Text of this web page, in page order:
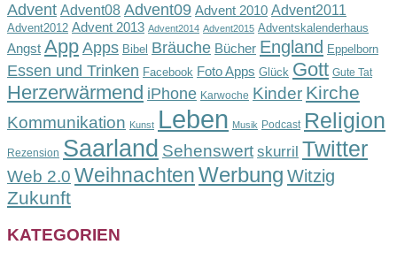
Advent Advent08 Advent09 Advent 2010 Advent2011
Advent2012 Advent 2013 Advent2014 Advent2015 Adventskalenderhaus
Angst App Apps Bibel Bräuche Bücher England Eppelborn
Essen und Trinken Facebook Foto Apps Glück Gott Gute Tat
Herzerwärmend iPhone Karwoche Kinder Kirche
Kommunikation Kunst Leben Musik Podcast Religion
Rezension Saarland Sehenswert skurril Twitter
Web 2.0 WeihnachtenWerbung Witzig
Zukunft
KATEGORIEN